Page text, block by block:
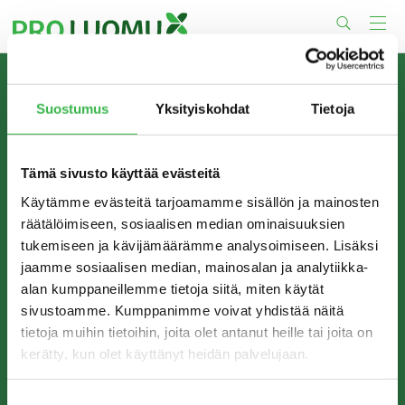
Suostumus Yksityiskohdat Tietoja
Tämä sivusto käyttää evästeitä
Käytämme evästeitä tarjoamamme sisällön ja mainosten
räätälöimiseen, sosiaalisen median ominaisuuksien
tukemiseen ja kävijämäärämme analysoimiseen. Lisäksi
jaamme sosiaalisen median, mainosalan ja analytiikka-
alan kumppaneillemme tietoja siitä, miten käytät
sivustoamme. Kumppanimme voivat yhdistää näitä
tietoja muihin tietoihin, joita olet antanut heille tai joita on
kerätty, kun olet käyttänyt heidän palvelujaan.
to
content
TIETOA MEISTÄ
Pro Luomu on luomualan yhteistyöorganisaatio, joka